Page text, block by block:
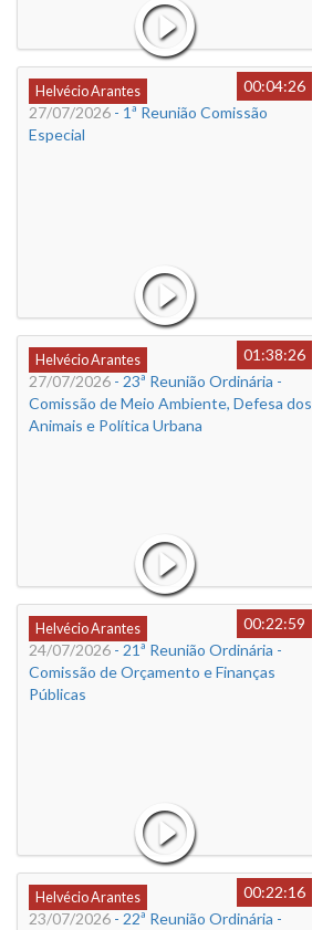
Helvécio Arantes
00:04:26
27/07/2026 - 1ª Reunião Comissão
Especial
Helvécio Arantes
01:38:26
27/07/2026 - 23ª Reunião Ordinária -
Comissão de Meio Ambiente, Defesa dos
Animais e Política Urbana
Helvécio Arantes
00:22:59
24/07/2026 - 21ª Reunião Ordinária -
Comissão de Orçamento e Finanças
Públicas
Helvécio Arantes
00:22:16
23/07/2026 - 22ª Reunião Ordinária -